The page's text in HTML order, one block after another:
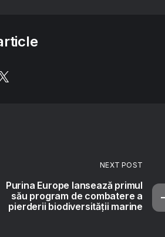
NEXT POST
Purina Europe lansează primul
său program de combatere a
pierderii biodiversității marine